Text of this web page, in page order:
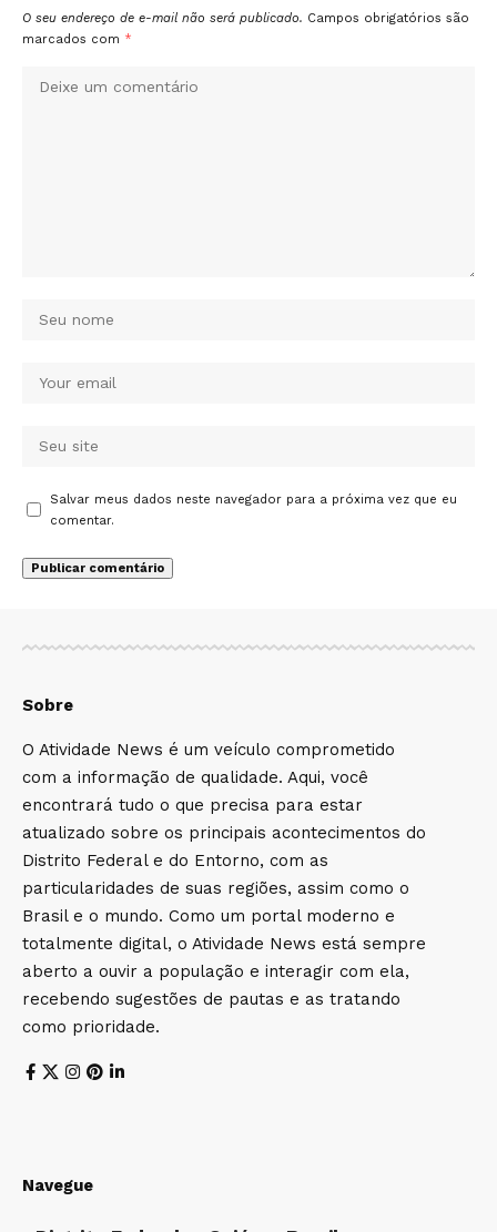
O seu endereço de e-mail não será publicado. Campos obrigatórios são
marcados com *
Salvar meus dados neste navegador para a próxima vez que eu
comentar.
Sobre
O Atividade News é um veículo comprometido
com a informação de qualidade. Aqui, você
encontrará tudo o que precisa para estar
atualizado sobre os principais acontecimentos do
Distrito Federal e do Entorno, com as
particularidades de suas regiões, assim como o
Brasil e o mundo. Como um portal moderno e
totalmente digital, o Atividade News está sempre
aberto a ouvir a população e interagir com ela,
recebendo sugestões de pautas e as tratando
como prioridade.
Navegue